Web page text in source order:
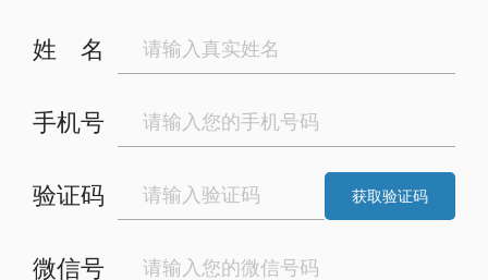
姓 名
手机号
验证码 获取验证码
微信号